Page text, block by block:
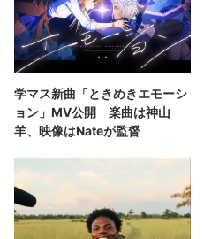
学マス新曲「ときめきエモーシ
ョン」MV公開 楽曲は神山
羊、映像はNateが監督